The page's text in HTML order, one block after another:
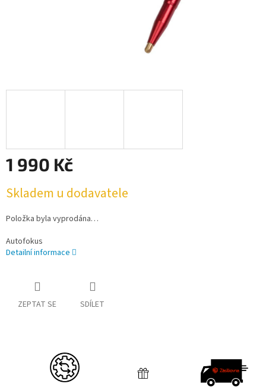
1 990 Kč
cena:
Skladem u dodavatele
Položka byla vyprodána…
Autofokus
Detailní informace
ZEPTAT SE SDÍLET